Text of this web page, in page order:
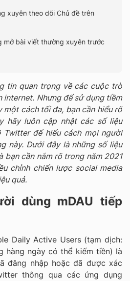
xuyên theo dõi Chủ đề trên
mở bài viết thường xuyên trước
tin quan trọng về các cuộc trò
internet. Nhưng để sử dụng tiềm
một cách tối đa, bạn cần hiểu rõ
hãy luôn cập nhật các số liệu
để hiểu cách mọi người
này. Dưới đây là những số liệu
bạn cần nắm rõ trong năm 2021
chỉnh chiến lược social media
quả.
dùng mDAU tiếp
Daily Active Users (tạm dịch:
hàng ngày có thể kiếm tiền) là
đăng nhập hoặc đã được xác
thông qua các ứng dụng